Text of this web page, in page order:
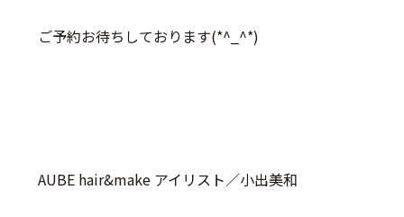
ご予約お待ちしております(*^_^*)
AUBE hair&make アイリスト／小出美和